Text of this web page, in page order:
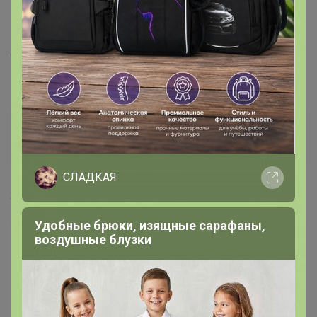
Подскажите, пожалуйста, а на электронную почту
должны приходить сообщения о том, что появилось
новое событие в календаре?
Scorpion
Великий магистр
2 июля, 2016 13:24
а на электронную почту должны приходить
сообщения о том, что появилось новое событие в
календаре?
— "VoroninaOE4"
СЛАДКАЯ
Удобные брюки, изящные сарафаны,
воздушные блузки